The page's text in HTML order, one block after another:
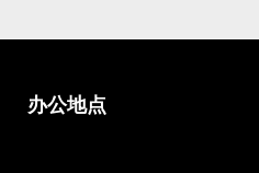
办公地点